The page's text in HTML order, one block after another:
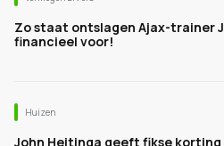
Zo staat ontslagen Ajax-trainer
financieel voor!
Huizen
John Heitinga geeft fikse